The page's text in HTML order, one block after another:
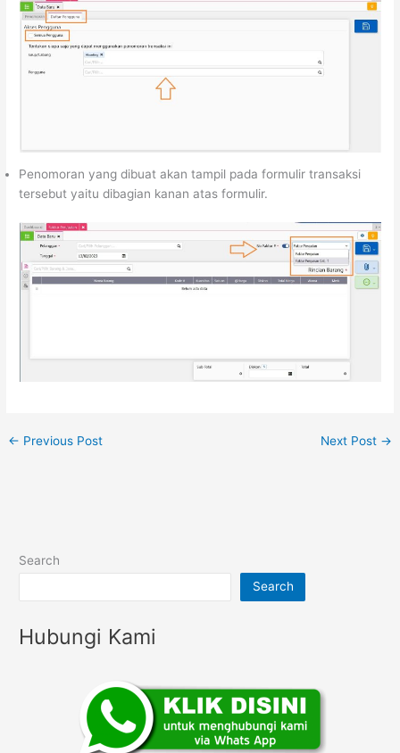
Penomoran yang dibuat akan tampil pada formulir transaksi
tersebut yaitu dibagian kanan atas formulir.
← Previous Post Next Post →
Search
Search
Hubungi Kami